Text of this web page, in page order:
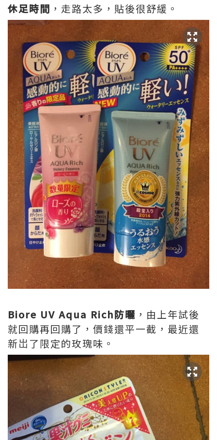
休足時間 ，走路太多，貼後很舒緩。
Biore UV Aqua Rich防曬 ，由上年試後
就回購再回購了，價錢還平一截，最近還
新岀了限定的玫瑰味。